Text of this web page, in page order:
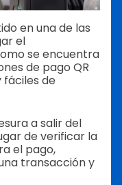
en una de las
el
se encuentra
de pago QR
de
a salir del
de verificar la
el pago,
transacción y